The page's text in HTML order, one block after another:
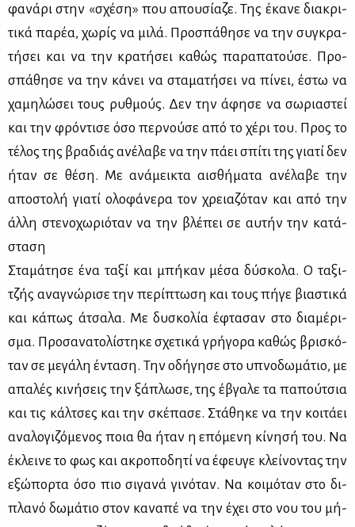
φα­νά­ρι στην «σχέ­ση» που απου­σί­α­ζε. Της έκα­νε δια­κρι­
τι­κά πα­ρέα, χω­ρίς να μι­λά. Προ­σπά­θη­σε να την συ­γκρα­
τή­σει και να την κρα­τή­σει κα­θώς πα­ρα­πα­τού­σε. Προ­
σπά­θη­σε να την κά­νει να στα­μα­τή­σει να πί­νει, έστω να
χα­μη­λώ­σει τους ρυθ­μούς. Δεν την άφη­σε να σω­ρια­στεί
και την φρό­ντι­σε όσο περ­νού­σε από το χέ­ρι του. Προς το
τέ­λος της βρα­διάς ανέ­λα­βε να την πά­ει σπί­τι της για­τί δεν
ήταν σε θέ­ση. Με ανά­μει­κτα αι­σθή­μα­τα ανέ­λα­βε την
απο­στο­λή για­τί ολο­φά­νε­ρα τον χρεια­ζό­ταν και από την
άλ­λη στε­νο­χω­ριό­ταν να την βλέ­πει σε αυ­τήν την κα­τά­
στα­ση
Στα­μά­τη­σε ένα τα­ξί και μπή­καν μέ­σα δύ­σκο­λα. Ο τα­ξι­
τζής ανα­γνώ­ρι­σε την πε­ρί­πτω­ση και τους πή­γε βια­στι­κά
και κά­πως άτσα­λα. Με δυ­σκο­λία έφτα­σαν στο δια­μέ­ρι­
σμα. Προ­σα­να­το­λί­στη­κε σχε­τι­κά γρή­γο­ρα κα­θώς βρι­σκό­
ταν σε με­γά­λη έντα­ση. Την οδή­γη­σε στο υπνο­δω­μά­τιο, με
απα­λές κι­νή­σεις την ξά­πλω­σε, της έβγα­λε τα πα­πού­τσια
και τις κάλ­τσες και την σκέ­πα­σε. Στά­θη­κε να την κοι­τά­ει
ανα­λο­γι­ζό­με­νος ποια θα ήταν η επό­με­νη κί­νη­σή του. Να
έκλει­νε το φως και ακρο­πο­δη­τί να έφευ­γε κλεί­νο­ντας την
εξώ­πορ­τα όσο πιο σι­γα­νά γι­νό­ταν. Να κοι­μό­ταν στο δι­
πλα­νό δω­μά­τιο στον κα­να­πέ να την έχει στο νου του μή­